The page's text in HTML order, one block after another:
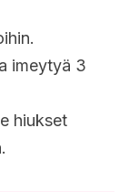
imeytyä 3
hiukset